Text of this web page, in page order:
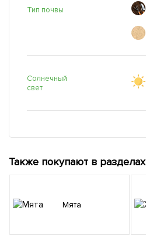
Тип почвы
Солнечный
свет
Также покупают в разделах
Мята